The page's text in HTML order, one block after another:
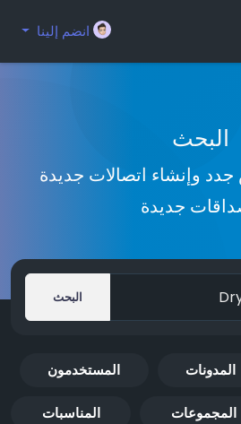
انضم إلينا
البحث
وإنشاء اتصالات جديدة
جديدة
البحث
المدونات المستخدمون
المجموعات المناسبات